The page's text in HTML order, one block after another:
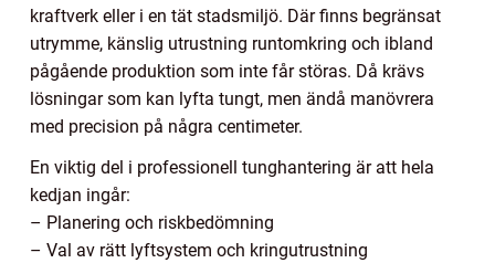
kraftverk eller i en tät stadsmiljö. Där finns begränsat
utrymme, känslig utrustning runtomkring och ibland
pågående produktion som inte får störas. Då krävs
lösningar som kan lyfta tungt, men ändå manövrera
med precision på några centimeter.
En viktig del i professionell tunghantering är att hela
kedjan ingår:
– Planering och riskbedömning
– Val av rätt lyftsystem och kringutrustning